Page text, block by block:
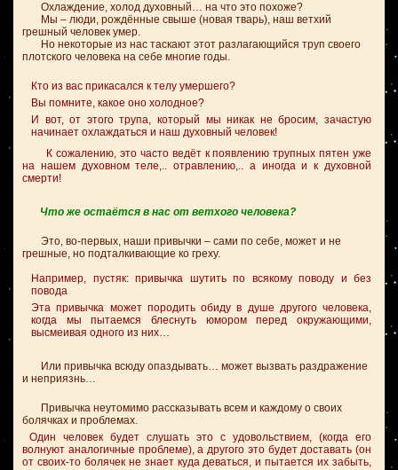
Охлаждение, холод духовный… на что это похоже?
Мы – люди, рождённые свыше (новая тварь), наш ветхий
грешный человек умер.
Но некоторые из нас таскают этот разлагающийся труп своего
плотского человека на себе многие годы.
Кто из вас прикасался к телу умершего?
Вы помните, какое оно холодное?
И вот, от этого трупа, который мы никак не бросим, зачастую
начинает охлаждаться и наш духовный человек!
К сожалению, это часто ведёт к появлению трупных пятен уже
на нашем духовном теле,.. отравлению,.. а иногда и к духовной
смерти!
Что же остаётся в нас от ветхого человека?
Это, во-первых, наши привычки – сами по себе, может и не
грешные, но подталкивающие ко греху.
Например, пустяк: привычка шутить по всякому поводу и без
повода
Эта привычка может породить обиду в душе другого человека,
когда мы пытаемся блеснуть юмором перед окружающими,
высмеивая одного из них…
Или привычка всюду опаздывать… может вызвать раздражение
и неприязнь…
Привычка неутомимо рассказывать всем и каждому о своих
болячках и проблемах.
Один человек будет слушать это с удовольствием, (когда его
волнуют аналогичные проблеме), а другого это будет доставать (он
от своих-то болячек не знает куда деваться, и пытается их забыть,